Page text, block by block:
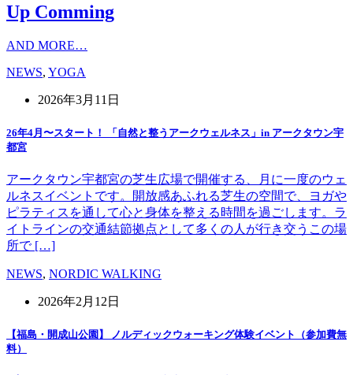
Up Comming
AND MORE…
NEWS, YOGA
2026年3月11日
26年4月〜スタート！ 「自然と整うアークウェルネス」in アークタウン宇
都宮
アークタウン宇都宮の芝生広場で開催する、月に一度のウェ
ルネスイベントです。開放感あふれる芝生の空間で、ヨガや
ピラティスを通して心と身体を整える時間を過ごします。ラ
イトラインの交通結節拠点として多くの人が行き交うこの場
所で […]
NEWS, NORDIC WALKING
2026年2月12日
【福島・開成山公園】 ノルディックウォーキング体験イベント（参加費無
料）